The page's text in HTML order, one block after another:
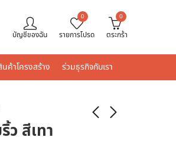
บัญชีของฉัน
0
รายการโปรด
0
ตระกร้า
ค้าโครงสร้าง ร่วมธุรกิจกับเรา
สีเทา